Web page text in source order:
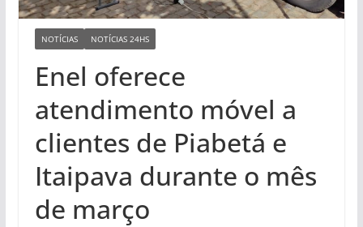
NOTÍCIAS NOTÍCIAS 24HS
Enel oferece
atendimento móvel a
clientes de Piabetá e
Itaipava durante o mês
de março